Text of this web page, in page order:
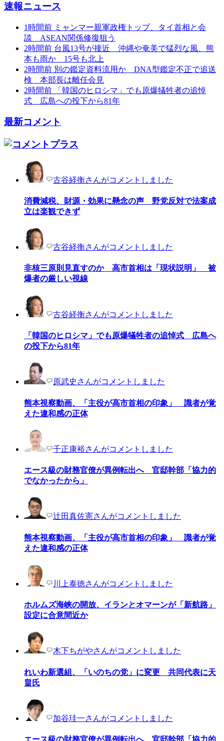
速報ニュース
1時間前 ミャンマー親軍政権トップ、タイ首相と会
談 ASEAN関係修復狙う
2時間前 台風13号が接近 沖縄や奄美で猛烈な風、熊
本も雨か 15号も北上
2時間前 別の鑑定資料流用か DNA型鑑定不正で追送
検 本部長は離任会見
2時間前
「韓国のヒロシマ」でも原爆犠牲者の追悼
式 広島への投下から81年
最新コメント
古谷経衡さんがコメントしました
消費減税、財源・効果に懸念の声 野党反対で法案成
立は楽観できず
古谷経衡さんがコメントしました
非核三原則見直すのか 高市首相は「現状説明」 被
爆者の厳しい視線
古谷経衡さんがコメントしました
「韓国のヒロシマ」でも原爆犠牲者の追悼式 広島へ
の投下から81年
原武史さんがコメントしました
熊本視察動画、「主役が高市首相の印象」 識者が覚
えた違和感の正体
千正康裕さんがコメントしました
エース級の財務官僚が異例転出へ 官邸幹部「協力的
でなかったから」
辻田真佐憲さんがコメントしました
熊本視察動画、「主役が高市首相の印象」 識者が覚
えた違和感の正体
川上泰徳さんがコメントしました
ホルムズ海峡の開放、イランとオマーンが「新航路」
設定に合意間近か
木下ちがやさんがコメントしました
れいわ新選組、「いのちの党」に変更 共同代表に天
畠氏
加谷珪一さんがコメントしました